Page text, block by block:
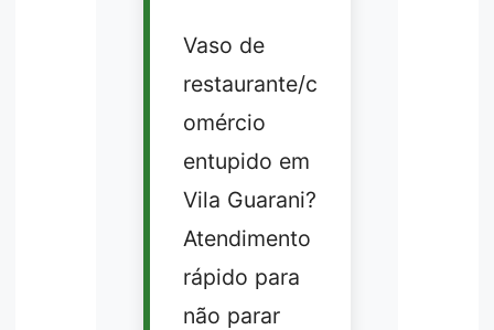
Vaso de
restaurante/c
omércio
entupido em
Vila Guarani?
Atendimento
rápido para
não parar